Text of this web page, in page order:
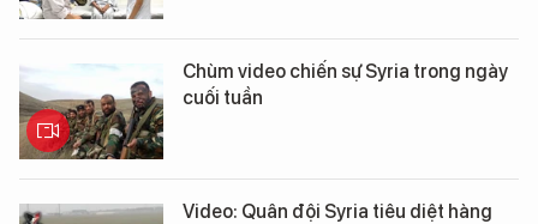
Chùm video chiến sự Syria trong ngày
cuối tuần
Video: Quân đội Syria tiêu diệt hàng